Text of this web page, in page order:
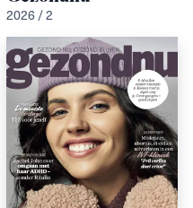
2026 / 2